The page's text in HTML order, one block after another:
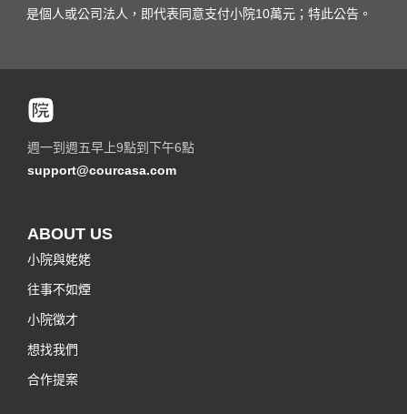
是個人或公司法人，即代表同意支付小院10萬元；特此公告。
週一到週五早上9點到下午6點
support@courcasa.com
ABOUT US
小院與姥姥
往事不如煙
小院徵才
想找我們
合作提案